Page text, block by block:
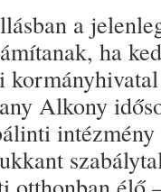
a
ha
Alkony
intézmény